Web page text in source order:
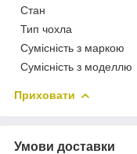
Стан
Тип чохла
Сумісність з маркою
Сумісність з моделлю
Приховати
Умови доставки